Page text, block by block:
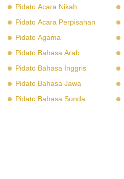
Pidato Acara Nikah
Pidato Acara Perpisahan
Pidato Agama
Pidato Bahasa Arab
Pidato Bahasa Inggris
Pidato Bahasa Jawa
Pidato Bahasa Sunda